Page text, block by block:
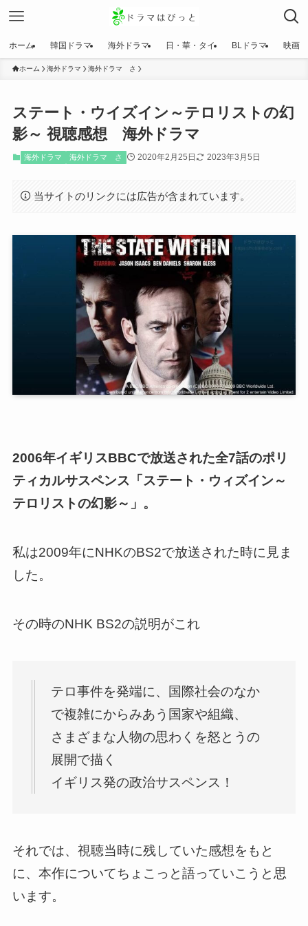
ホーム 韓国ドラマ 海外ドラマ 日・華・タイ BLドラマ 映画
ホーム 海外ドラマ 海外ドラマ さ
ステート・ウイズイン～テロリストの幻
影～ 視聴感想 海外ドラマ
海外ドラマ 海外ドラマ さ 2020年2月25日 2023年3月5日
当サイトのリンクには広告が含まれています。
2006年イギリスBBCで放送された全7話のポリ
ティカルサスペンス「ステート・ウィズイン～
テロリストの幻影～」。
私は2009年にNHKのBS2で放送された時に見ま
した。
その時のNHK BS2の説明がこれ
テロ事件を発端に、国際社会のなか
で複雑にからみあう国家や組織、
さまざまな人物の思わくを怒とうの
展開で描く
イギリス発の政治サスペンス！
それでは、視聴当時に残していた感想をもと
に、本作についてちょこっと語っていこうと思
います。